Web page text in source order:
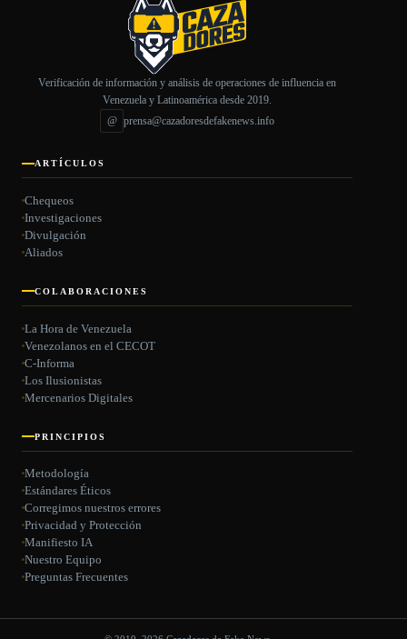
Verificación de información y análisis de operaciones de influencia en
Venezuela y Latinoamérica desde 2019.
@ prensa@cazadoresdefakenews.info
ARTÍCULOS
Chequeos
Investigaciones
Divulgación
Aliados
COLABORACIONES
La Hora de Venezuela
Venezolanos en el CECOT
C-Informa
Los Ilusionistas
Mercenarios Digitales
PRINCIPIOS
Metodología
Estándares Éticos
Corregimos nuestros errores
Privacidad y Protección
Manifiesto IA
Nuestro Equipo
Preguntas Frecuentes